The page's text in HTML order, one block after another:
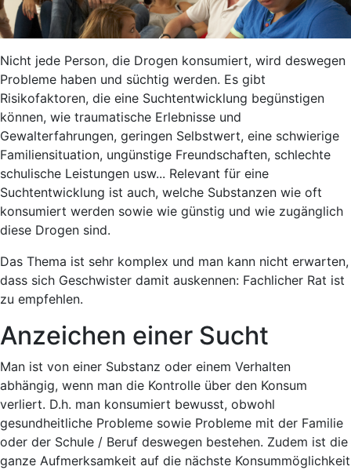
Nicht jede Person, die Drogen konsumiert, wird deswegen
Probleme haben und süchtig werden. Es gibt
Risikofaktoren, die eine Suchtentwicklung begünstigen
können, wie traumatische Erlebnisse und
Gewalterfahrungen, geringen Selbstwert, eine schwierige
Familiensituation, ungünstige Freundschaften, schlechte
schulische Leistungen usw... Relevant für eine
Suchtentwicklung ist auch, welche Substanzen wie oft
konsumiert werden sowie wie günstig und wie zugänglich
diese Drogen sind.
Das Thema ist sehr komplex und man kann nicht erwarten,
dass sich Geschwister damit auskennen: Fachlicher Rat ist
zu empfehlen.
Anzeichen einer Sucht
Man ist von einer Substanz oder einem Verhalten
abhängig, wenn man die Kontrolle über den Konsum
verliert. D.h. man konsumiert bewusst, obwohl
gesundheitliche Probleme sowie Probleme mit der Familie
oder der Schule / Beruf deswegen bestehen. Zudem ist die
ganze Aufmerksamkeit auf die nächste Konsummöglichkeit